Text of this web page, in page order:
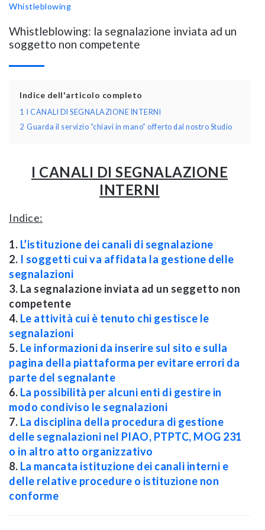
Whistleblowing
Whistleblowing: la segnalazione inviata ad un
soggetto non competente
Indice dell'articolo completo
1
I CANALI DI SEGNALAZIONE INTERNI
2 Guarda il servizio “chiavi in mano” offerto dal nostro Studio
I CANALI DI SEGNALAZIONE
INTERNI
Indice:
1. L’istituzione dei canali di segnalazione
2. I soggetti cui va affidata la gestione delle
segnalazioni
3. La segnalazione inviata ad un seggetto non
competente
4. Le attività cui è tenuto chi gestisce le
segnalazioni
5. Le informazioni da inserire sul sito e sulla
pagina della piattaforma per evitare errori da
parte del segnalante
6. La possibilità per alcuni enti di gestire in
modo condiviso le segnalazioni
7. La disciplina della procedura di gestione
delle segnalazioni nel PIAO, PTPTC, MOG 231
o in altro atto organizzativo
8. La mancata istituzione dei canali interni e
delle relative procedure o istituzione non
conforme